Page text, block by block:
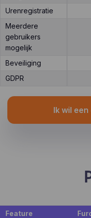
Urenregistratie
Meerdere
gebruikers
mogelijk
Beveiliging
GDPR
Ik wil
Feature